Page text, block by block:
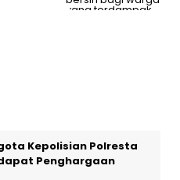
Kepolisian Polresta
Penghargaan